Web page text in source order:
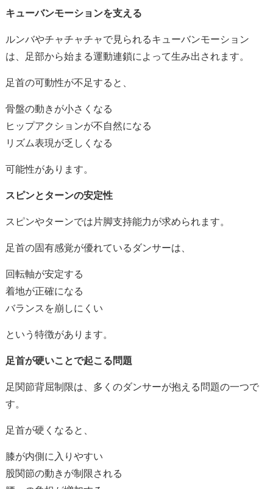
キューバンモーションを支える
ルンバやチャチャチャで見られるキューバンモーション
は、足部から始まる運動連鎖によって生み出されます。
足首の可動性が不足すると、
骨盤の動きが小さくなる
ヒップアクションが不自然になる
リズム表現が乏しくなる
可能性があります。
スピンとターンの安定性
スピンやターンでは片脚支持能力が求められます。
足首の固有感覚が優れているダンサーは、
回転軸が安定する
着地が正確になる
バランスを崩しにくい
という特徴があります。
足首が硬いことで起こる問題
足関節背屈制限は、多くのダンサーが抱える問題の一つで
す。
足首が硬くなると、
膝が内側に入りやすい
股関節の動きが制限される